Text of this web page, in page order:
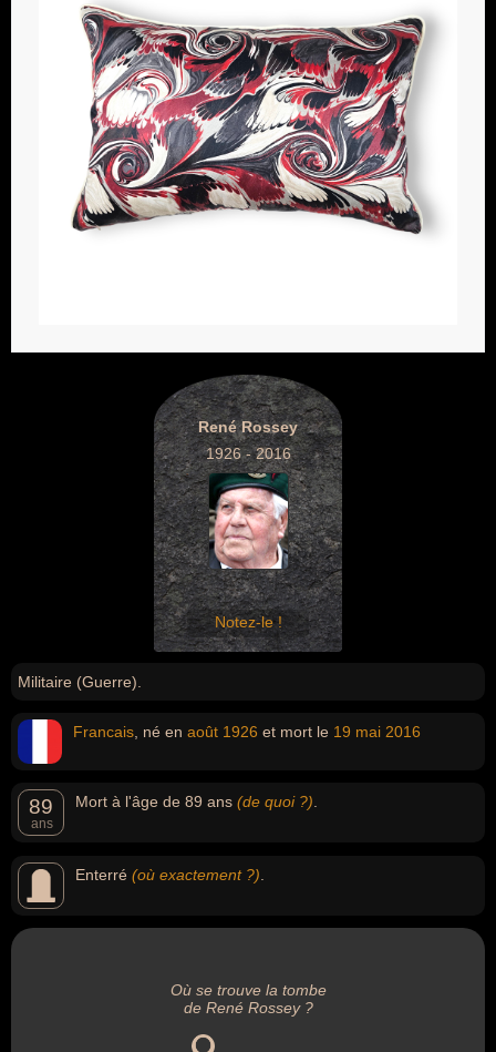
René Rossey
1926 - 2016
Notez-le !
Militaire (Guerre).
Francais , né en août 1926 et mort le 19 mai 2016
89
ans
Mort à l'âge de 89 ans (de quoi ?)
Enterré (où exactement ?)
Où se trouve la tombe
de René Rossey ?